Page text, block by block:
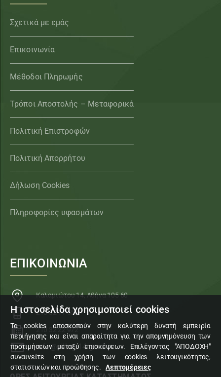
Σχετικά με εμάς
Επικοινωνία
Μέθοδοι Πληρωμής
Τρόποι Αποστολής – Μεταφορικά
Πολιτική Επιστροφών
Πολιτική Απορρήτου
Δήλωση Cookies
Πληροφορίες υφασμάτων
ΕΠΙΚΟΙΝΩΝΙΑ
Καλαμιώτου 14, Αθήνα 105 60
210 32 11 553
210 32 22 972
info@sillogi14.gr
Η ιστοσελίδα χρησιμοποιεί cookies
Τα cookies αποσκοπούν στην καλύτερη δυνατή εμπειρία
περιήγησης και είναι απαραίτητα για την απομνημόνευση των
προτιμήσεων μεταξύ επισκέψεων. Επιλέγοντας "ΑΠΟΔΟΧΗ"
συναινείτε στη χρήση των cookies λειτουγικότητας,
στατιστικών και προώθησης.
Λεπτομέρειες